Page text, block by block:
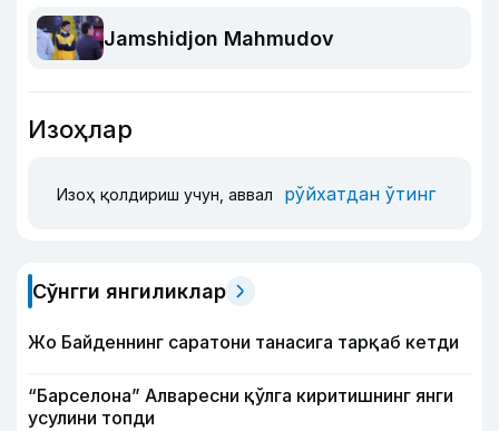
Jamshidjon Mahmudov
Изоҳлар
Изоҳ қолдириш учун, аввал рўйхатдан ўтинг
Сўнгги янгиликлар
Жо Байденнинг саратони танасига тарқаб кетди
“Барселона” Алваресни қўлга киритишнинг янги
усулини топди